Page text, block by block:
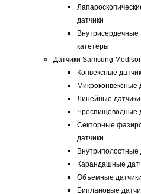
датчики
Внутрисердечные
катетеры
Датчики Samsung
Конвексные
Микроконвексные
Линейные датчики
Чреспищеводные
Секторные
датчики
Внутриполостные
Карандашные
Объемные датчики
Биплановые